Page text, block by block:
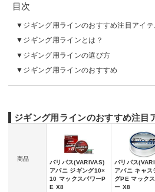
目次
ジギング用ラインのおすすめ注目アイテ
ジギング用ラインとは？
ジギング用ラインの選び方
ジギング用ラインのおすすめ
ジギング用ラインのおすすめ注目
商品
バリバス(VARIVAS)
アバニ ジギング10×
10 マックスパワーP
E X8
バリバス
アバニ キャス
グPE マック
ー X8